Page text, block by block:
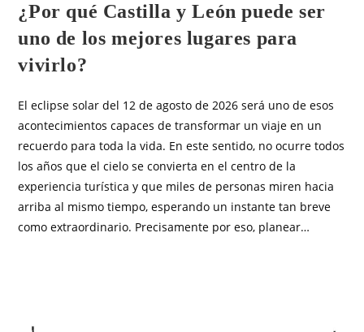
¿Por qué Castilla y León puede ser
uno de los mejores lugares para
vivirlo?
El eclipse solar del 12 de agosto de 2026 será uno de esos
acontecimientos capaces de transformar un viaje en un
recuerdo para toda la vida. En este sentido, no ocurre todos
los años que el cielo se convierta en el centro de la
experiencia turística y que miles de personas miren hacia
arriba al mismo tiempo, esperando un instante tan breve
como extraordinario. Precisamente por eso, planear…